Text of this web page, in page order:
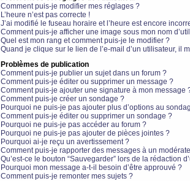
Comment puis-je modifier mes réglages ?
L’heure n’est pas correcte !
J’ai modifié le fuseau horaire et l’heure est encore
Comment puis-je afficher une image sous mon nom
Quel est mon rang et comment puis-je le modifier ?
Quand je clique sur le lien de l’e-mail d’un utilisateur, il
Problèmes de publication
Comment puis-je publier un sujet dans un forum ?
Comment puis-je éditer ou supprimer un message ?
Comment puis-je ajouter une signature à mon message
Comment puis-je créer un sondage ?
Pourquoi ne puis-je pas ajouter plus d’options au
Comment puis-je éditer ou supprimer un sondage ?
Pourquoi ne puis-je pas accéder au forum ?
Pourquoi ne puis-je pas ajouter de pièces jointes ?
Pourquoi ai-je reçu un avertissement ?
Comment puis-je rapporter des messages à un
Qu’est-ce le bouton “Sauvegarder” lors de la rédaction
Pourquoi mon message a-t-il besoin d’être approuvé ?
Comment puis-je remonter mes sujets ?